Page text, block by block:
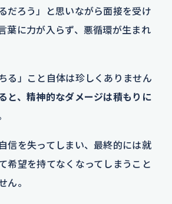
だろう」と思いながら面接を受け
葉に力が入らず、悪循環が生まれ
る」こと自体は珍しくありません
と、精神的なダメージは積もりに
信を失ってしまい、最終的には就
希望を持てなくなってしまうこと
ん。